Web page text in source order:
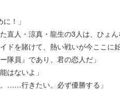
！」
直人・涼真・龍生の3人は、ひょ
ドを賭けて、熱い戦いが今ここ
隊員』であり、君の恋人だ」
はないよ」
行きたい。必ず優勝する」